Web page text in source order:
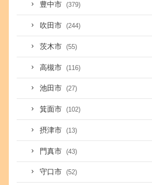
豊中市 (379)
吹田市 (244)
茨木市 (55)
高槻市 (116)
池田市 (27)
箕面市 (102)
摂津市 (13)
門真市 (43)
守口市 (52)